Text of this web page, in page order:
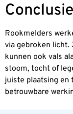
Conclusie
Rookmelders
via gebroken licht.
kunnen ook vals
stoom, tocht of
juiste plaatsing en
betrouwbare